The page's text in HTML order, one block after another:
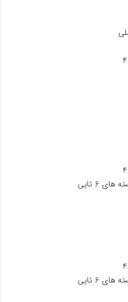
۶ تایی
۶ تایی